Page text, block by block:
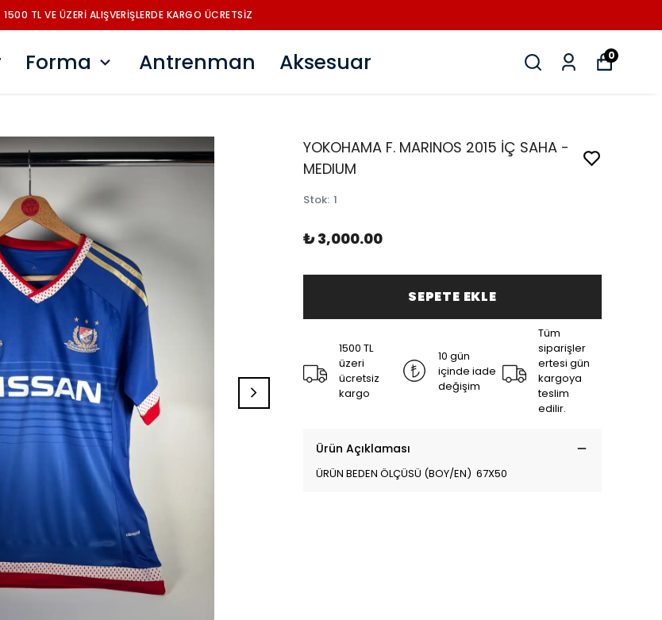
1500 TL VE ÜZERİ ALIŞVERİŞLERDE KARGO ÜCRETSİZ
Forma Antrenman Aksesuar 0
YOKOHAMA F. MARINOS 2015 İÇ SAHA -
MEDIUM
Stok: 1
₺ 3,000.00
SEPETE EKLE
1500 TL
üzeri
ücretsiz
kargo
10 gün
içinde iade
değişim
Tüm
siparişler
ertesi gün
kargoya
teslim
edilir.
Ürün Açıklaması
ÜRÜN BEDEN ÖLÇÜSÜ (BOY/EN) 67X50